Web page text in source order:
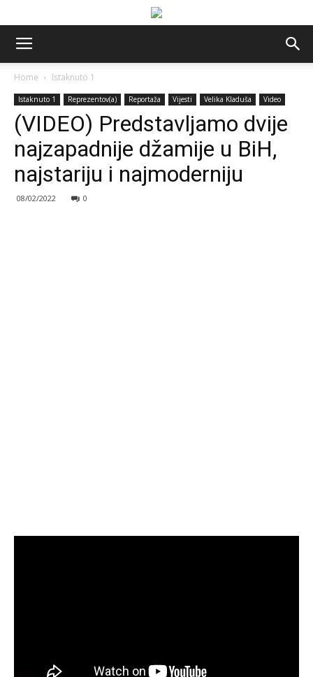
Home Istaknuto 1
Istaknuto 1 Reprezentov(a) Reportaža Vijesti Velika Kladuša Video
(VIDEO) Predstavljamo dvije
najzapadnije džamije u BiH,
najstariju i najmoderniju
08/02/2022 0